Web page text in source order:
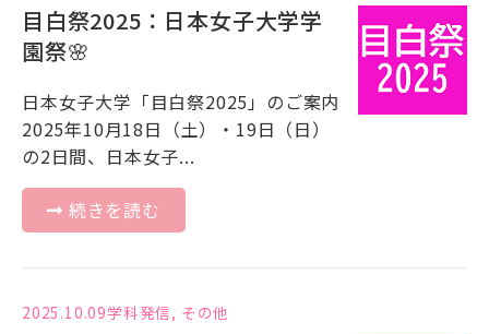
目白祭2025：日本女子大学学
園祭🌸
日本女子大学「目白祭2025」のご案内
2025年10月18日（土）・19日（日）
の2日間、日本女子...
続きを読む
2025.10.09学科発信, その他